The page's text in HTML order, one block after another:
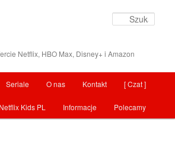
Netflix, HBO Max, Disney+ i Amazon
[ Czat ]
Kontakt
O nas
Seriale
Polecamy
Informacje
Netflix Kids PL